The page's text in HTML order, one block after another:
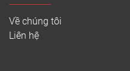
Về chúng tôi
Liên hệ